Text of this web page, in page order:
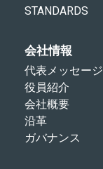
STANDARDS
会社情報
代表メッセージ
役員紹介
会社概要
沿革
ガバナンス